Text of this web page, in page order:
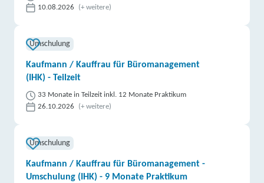
10.08.2026
(+ weitere)
Umschulung
Kaufmann / Kauffrau für Büromanagement
(IHK) - Teilzeit
33 Monate in Teilzeit inkl. 12 Monate Praktikum
26.10.2026
(+ weitere)
Umschulung
Kaufmann / Kauffrau für Büromanagement -
Umschulung (IHK) - 9 Monate Praktikum